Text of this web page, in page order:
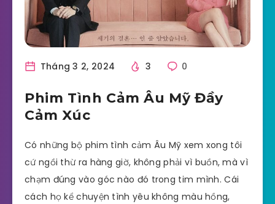
Tháng 3 2, 2024 3 0
Phim Tình Cảm Âu Mỹ Đầy
Cảm Xúc
Có những bộ phim tình cảm Âu Mỹ xem xong tôi
cứ ngồi thừ ra hàng giờ, không phải vì buồn, mà vì
chạm đúng vào góc nào đó trong tim mình. Cái
cách họ kể chuyện tình yêu không màu hồng,